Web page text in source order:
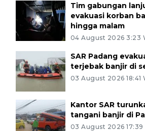
Tim gabungan
evakuasi korban
hingga malam
04 August 2026 3:23
SAR Padang
terjebak banjir di
03 August 2026 18:41
Kantor SAR
tangani banjir di
03 August 2026 17:39